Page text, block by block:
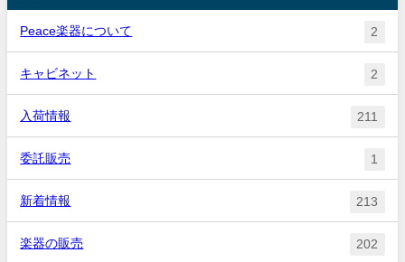
Peace楽器について 2
キャビネット 2
入荷情報 211
委託販売 1
新着情報 213
楽器の販売 202